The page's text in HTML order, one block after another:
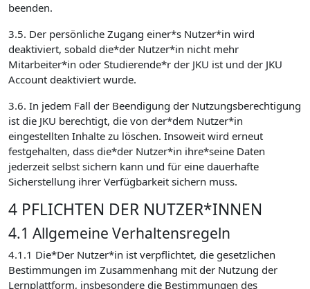
beenden.
3.5. Der persönliche Zugang einer*s Nutzer*in wird
deaktiviert, sobald die*der Nutzer*in nicht mehr
Mitarbeiter*in oder Studierende*r der JKU ist und der JKU
Account deaktiviert wurde.
3.6. In jedem Fall der Beendigung der Nutzungsberechtigung
ist die JKU berechtigt, die von der*dem Nutzer*in
eingestellten Inhalte zu löschen. Insoweit wird erneut
festgehalten, dass die*der Nutzer*in ihre*seine Daten
jederzeit selbst sichern kann und für eine dauerhafte
Sicherstellung ihrer Verfügbarkeit sichern muss.
4 PFLICHTEN DER NUTZER*INNEN
4.1 Allgemeine Verhaltensregeln
4.1.1 Die*Der Nutzer*in ist verpflichtet, die gesetzlichen
Bestimmungen im Zusammenhang mit der Nutzung der
Lernplattform, insbesondere die Bestimmungen des